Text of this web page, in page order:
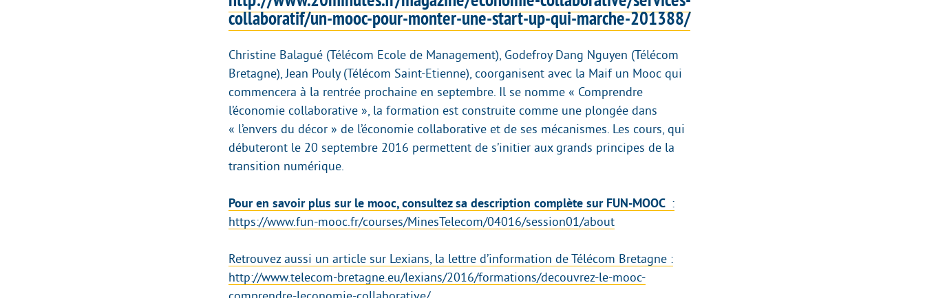
collaboratif/un-mooc-pour-monter-une-start-up-qui-marche-201388/
Christine Balagué (Télécom Ecole de Management), Godefroy Dang Nguyen (Télécom
Bretagne), Jean Pouly (Télécom Saint-Etienne), coorganisent avec la Maif un Mooc qui
commencera à la rentrée prochaine en septembre. Il se nomme « Comprendre
l’économie collaborative », la formation est construite comme une plongée dans
« l’envers du décor » de l’économie collaborative et de ses mécanismes. Les cours, qui
débuteront le 20 septembre 2016 permettent de s’initier aux grands principes de la
transition numérique.
Pour en savoir plus sur le mooc, consultez sa description complète sur FUN-MOOC :
https://www.fun-mooc.fr/courses/MinesTelecom/04016/session01/about
Retrouvez aussi un article sur Lexians, la lettre d’information de Télécom Bretagne :
http://www.telecom-bretagne.eu/lexians/2016/formations/decouvrez-le-mooc-